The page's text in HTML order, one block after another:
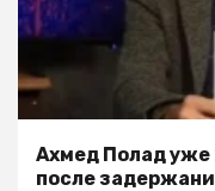
Ахмед Полад уже
после